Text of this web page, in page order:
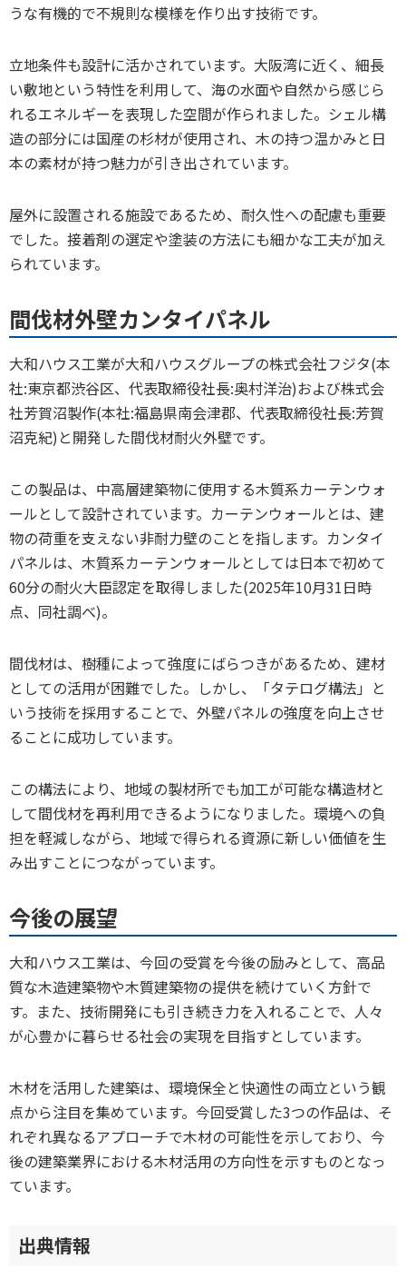
うな有機的で不規則な模様を作り出す技術です。
立地条件も設計に活かされています。大阪湾に近く、細長
い敷地という特性を利用して、海の水面や自然から感じら
れるエネルギーを表現した空間が作られました。シェル構
造の部分には国産の杉材が使用され、木の持つ温かみと日
本の素材が持つ魅力が引き出されています。
屋外に設置される施設であるため、耐久性への配慮も重要
でした。接着剤の選定や塗装の方法にも細かな工夫が加え
られています。
間伐材外壁カンタイパネル
大和ハウス工業が大和ハウスグループの株式会社フジタ(本
社:東京都渋谷区、代表取締役社長:奥村洋治)および株式会
社芳賀沼製作(本社:福島県南会津郡、代表取締役社長:芳賀
沼克紀)と開発した間伐材耐火外壁です。
この製品は、中高層建築物に使用する木質系カーテンウォ
ールとして設計されています。カーテンウォールとは、建
物の荷重を支えない非耐力壁のことを指します。カンタイ
パネルは、木質系カーテンウォールとしては日本で初めて
60分の耐火大臣認定を取得しました(2025年10月31日時
点、同社調べ)。
間伐材は、樹種によって強度にばらつきがあるため、建材
としての活用が困難でした。しかし、「タテログ構法」と
いう技術を採用することで、外壁パネルの強度を向上させ
ることに成功しています。
この構法により、地域の製材所でも加工が可能な構造材と
して間伐材を再利用できるようになりました。環境への負
担を軽減しながら、地域で得られる資源に新しい価値を生
み出すことにつながっています。
今後の展望
大和ハウス工業は、今回の受賞を今後の励みとして、高品
質な木造建築物や木質建築物の提供を続けていく方針で
す。また、技術開発にも引き続き力を入れることで、人々
が心豊かに暮らせる社会の実現を目指すとしています。
木材を活用した建築は、環境保全と快適性の両立という観
点から注目を集めています。今回受賞した3つの作品は、そ
れぞれ異なるアプローチで木材の可能性を示しており、今
後の建築業界における木材活用の方向性を示すものとなっ
ています。
出典情報